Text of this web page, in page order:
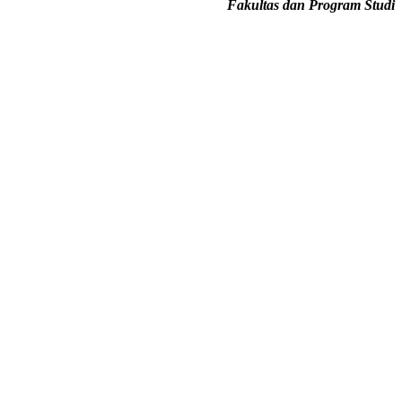
Fakultas dan Program Studi